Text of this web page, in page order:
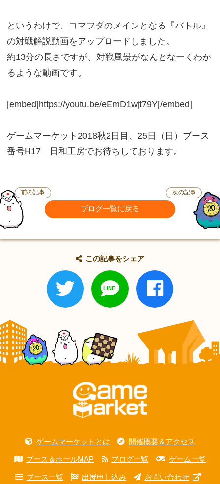
というわけで、コマフダのメインとなる『バトル』
の対戦解説動画をアップロードしました。
約13分の長さですが、対戦風景がなんとなーくわか
るような動画です。
[embed]https://youtu.be/eEmD1wjt79Y[/embed]
ゲームマーケット2018秋2日目、25日（日）ブース
番号H17 日和工房でお待ちしております。
前の記事
ブログ一覧に戻る
次の記事
この記事をシェア
ゲームマーケットとは 開催概要＆アクセス
ブース＆ホールMAP ブログ一覧 ゲーム一覧
ブース一覧 出展申し込み お問い合わせ